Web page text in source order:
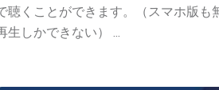
聴くことができます。（スマホ版も
生しかできない） ...